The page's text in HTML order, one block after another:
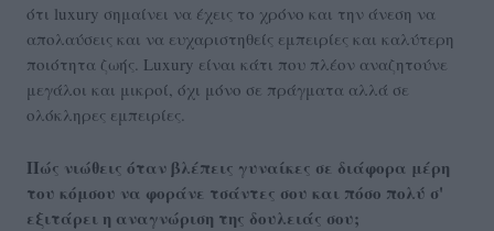
ότι luxury σημαίνει να έχεις το χρόνο και την άνεση να
απολαύσεις και να ευχαριστηθείς εμπειρίες και καλύτερη
ποιότητα ζωής. Luxury είναι κάτι που πλέον αναζητούνε
μεγάλοι και μικροί, όχι μόνο σε πράγματα αλλά σε
ολόκληρες εμπειρίες.
Πώς νιώθεις όταν βλέπεις γυναίκες σε διάφορα μέρη
του κόμσου να φοράνε τσάντες σου και πόσο πολύ σ'
εξιτάρει η αναγνώριση της δουλειάς σου;